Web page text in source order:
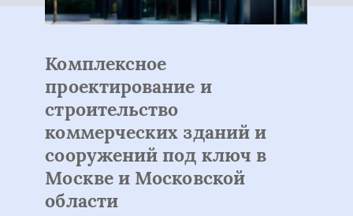
Комплексное
проектирование и
строительство
коммерческих зданий и
сооружений под ключ в
Москве и Московской
области